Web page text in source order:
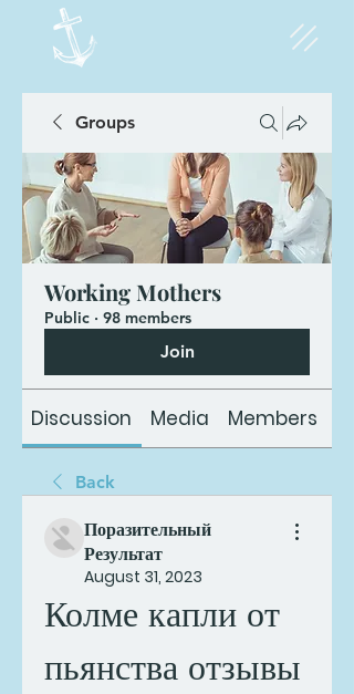
Groups
Working Mothers
Public · 98 members
Join
Discussion Media Members
Back
Поразительный
Результат
August 31, 2023
Колме капли от
пьянства отзывы